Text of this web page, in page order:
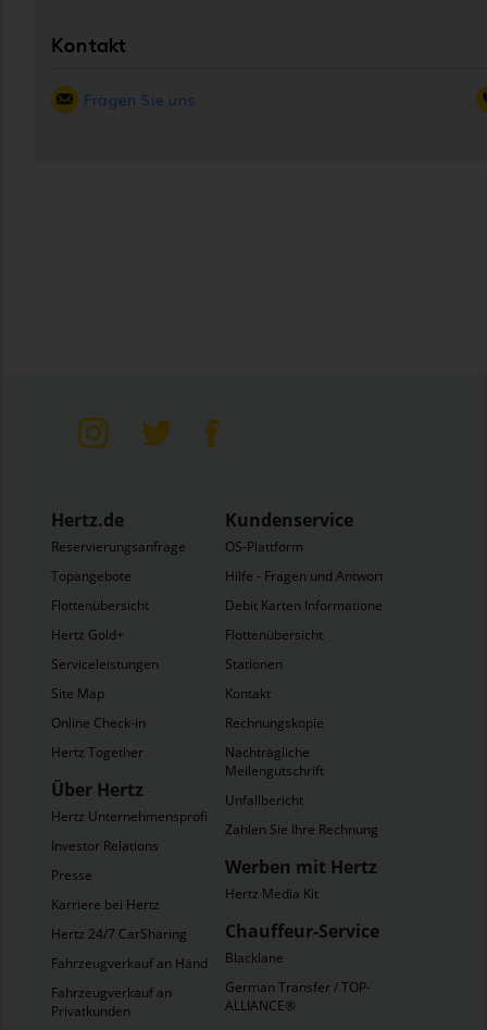
Hertz.de
Reservierungsanfrage
Topangebote
Flottenübersicht
Hertz Gold+
Serviceleistungen
Site Map
Online Check-in
Hertz Together
Über Hertz
Hertz Unternehmensprofil
Investor Relations
Presse
Karriere bei Hertz
Hertz 24/7 CarSharing
Fahrzeugverkauf an Händler
Fahrzeugverkauf an
Privatkunden
Kundenservice
OS-Plattform
Hilfe - Fragen und Antworten
Debit Karten Informationen
Flottenübersicht
Stationen
Kontakt
Rechnungskopie
Nachträgliche
Meilengutschrift
Unfallbericht
Zahlen Sie Ihre Rechnung
Werben mit Hertz
Hertz Media Kit
Chauffeur-Service
Blacklane
German Transfer / TOP-
ALLIANCE®